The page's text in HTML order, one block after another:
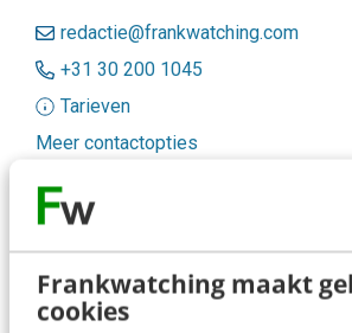
Frankwatching maakt
cookies
redactie@frankwatching.com
+31 30 200 1045
Tarieven
Meer contactopties
Frankwatching
Adverteren
Contact